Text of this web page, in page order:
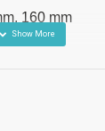
160 mm